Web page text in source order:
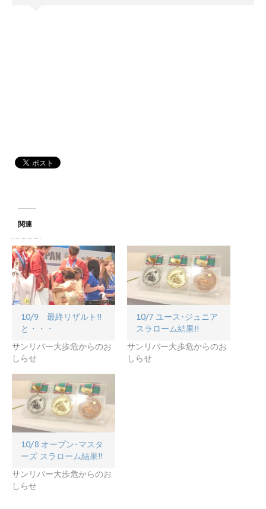
関連
10/9 最終リザルト!!
と・・・
サンリバー大歩危からのお
しらせ
10/7 ユース･ジュニア
スラローム結果!!
サンリバー大歩危からのお
しらせ
10/8 オープン･マスタ
ーズ スラローム結果!!
サンリバー大歩危からのお
しらせ